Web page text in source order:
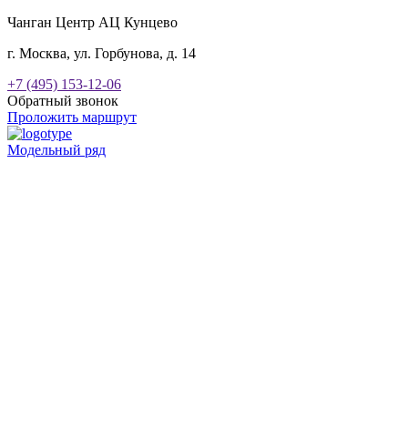
Чанган Центр АЦ Кунцево
г. Москва, ул. Горбунова, д. 14
+7 (495) 153-12-06
Обратный звонок
Проложить маршрут
Модельный ряд